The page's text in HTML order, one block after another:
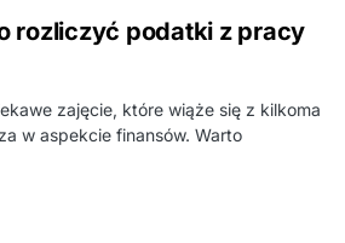
rozliczyć podatki z pracy
zajęcie, które wiąże się z kilkoma
w aspekcie finansów. Warto